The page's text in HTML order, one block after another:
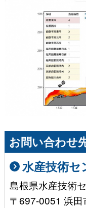
お問い合わせ
水産技術セ
島根県水産技術
〒697-0051 浜